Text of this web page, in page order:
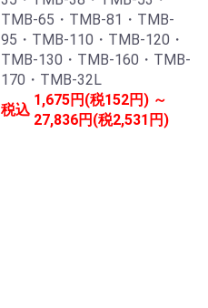
TMB-65・TMB-81・TMB-
95・TMB-110・TMB-120・
TMB-130・TMB-160・TMB-
170・TMB-32L
税込
1,675円(税152円) ～
27,836円(税2,531円)